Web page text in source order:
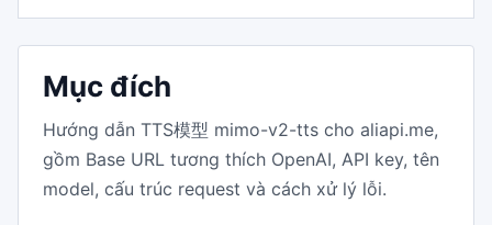
Mục đích
Hướng dẫn TTS模型 mimo-v2-tts cho aliapi.me,
gồm Base URL tương thích OpenAI, API key, tên
model, cấu trúc request và cách xử lý lỗi.